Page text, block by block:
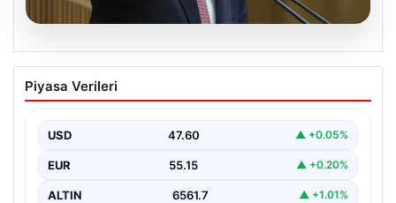
Kılıçdaroğlu: Hesap sormaktan ve
vermekten çekinmeyiz
başlangıcını ilan eden Cumhuriyet Halk Partisi (CHP)
Genel…
Piyasa Verileri
USD 47.60 ▲ +0.05%
EUR 55.15 ▲ +0.20%
ALTIN 6561.7 ▲ +1.01%